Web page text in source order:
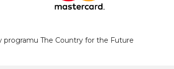
The Country for the Future